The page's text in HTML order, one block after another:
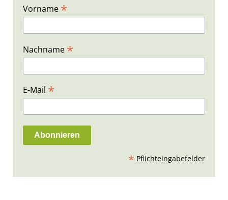
Vorname *
Nachname *
E-Mail *
* Pflichteingabefelder